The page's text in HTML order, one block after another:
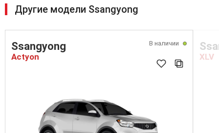
Другие модели Ssangyong
В наличии
Ssangyong
Actyon XLV